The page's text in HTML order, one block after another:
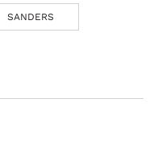
SANDERS